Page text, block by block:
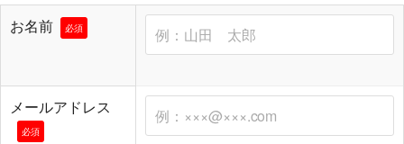
お名前 必須
メールアドレス
必須